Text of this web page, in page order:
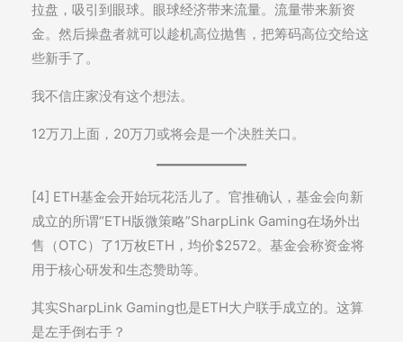
拉盘，吸引到眼球。眼球经济带来流量。流量带来新资
金。然后操盘者就可以趁机高位抛售，把筹码高位交给这
些新手了。
我不信庄家没有这个想法。
12万刀上面，20万刀或将会是一个决胜关口。
[4] ETH基金会开始玩花活儿了。官推确认，基金会向新
成立的所谓“ETH版微策略”SharpLink Gaming在场外出
售（OTC）了1万枚ETH，均价$2572。基金会称资金将
用于核心研发和生态赞助等。
其实SharpLink Gaming也是ETH大户联手成立的。这算
是左手倒右手？